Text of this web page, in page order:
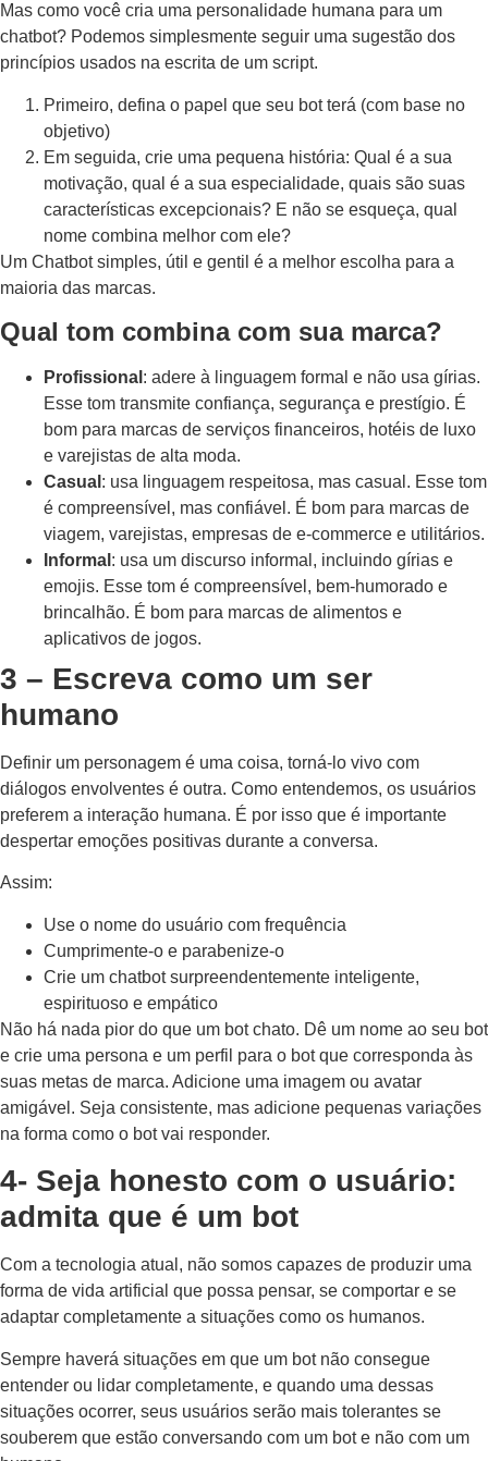
Mas como você cria uma personalidade humana para um
chatbot? Podemos simplesmente seguir uma sugestão dos
princípios usados ​​na escrita de um script.
Primeiro, defina o papel que seu bot terá (com base no
objetivo)
Em seguida, crie uma pequena história: Qual é a sua
motivação, qual é a sua especialidade, quais são suas
características excepcionais? E não se esqueça, qual
nome combina melhor com ele?
Um Chatbot simples, útil e gentil é a melhor escolha para a
maioria das marcas.
Qual tom combina com sua marca?
Profissional : adere à linguagem formal e não usa gírias.
Esse tom transmite confiança, segurança e prestígio. É
bom para marcas de serviços financeiros, hotéis de luxo
e varejistas de alta moda.
Casual : usa linguagem respeitosa, mas casual. Esse tom
é compreensível, mas confiável. É bom para marcas de
viagem, varejistas, empresas de e-commerce e utilitários.
Informal : usa um discurso informal, incluindo gírias e
emojis. Esse tom é compreensível, bem-humorado e
brincalhão. É bom para marcas de alimentos e
aplicativos de jogos.
3 – Escreva como um ser
humano
Definir um personagem é uma coisa, torná-lo vivo com
diálogos envolventes é outra. Como entendemos, os usuários
preferem a interação humana. É por isso que é importante
despertar emoções positivas durante a conversa.
Assim:
Use o nome do usuário com frequência
Cumprimente-o e parabenize-o
Crie um chatbot surpreendentemente inteligente,
espirituoso e empático
Não há nada pior do que um bot chato. Dê um nome ao seu bot
e crie uma persona e um perfil para o bot que corresponda às
suas metas de marca. Adicione uma imagem ou avatar
amigável. Seja consistente, mas adicione pequenas variações
na forma como o bot vai responder.
4- Seja honesto com o usuário:
admita que é um bot
Com a tecnologia atual, não somos capazes de produzir uma
forma de vida artificial que possa pensar, se comportar e se
adaptar completamente a situações como os humanos.
Sempre haverá situações em que um bot não consegue
entender ou lidar completamente, e quando uma dessas
situações ocorrer, seus usuários serão mais tolerantes se
souberem que estão conversando com um bot e não com um